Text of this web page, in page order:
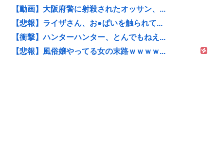
【動画】大阪府警に射殺されたオッサン、...
【悲報】ライザさん、お●ぱいを触られて...
【衝撃】ハンターハンター、とんでもねえ...
【悲報】風俗嬢やってる女の末路ｗｗｗｗ...